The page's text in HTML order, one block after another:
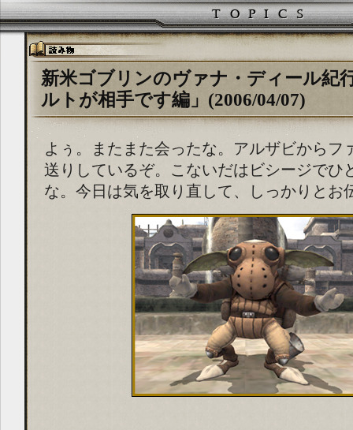
新米ゴブリンのヴァナ・ディール紀
ルトが相手です編」(2006/04/07)
よぅ。またまた会ったな。アルザビからフ
送りしているぞ。こないだはビシージでひ
な。今日は気を取り直して、しっかりとお